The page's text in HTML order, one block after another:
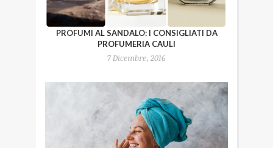
PROFUMI AL SANDALO: I CONSIGLIATI DA
PROFUMERIA CAULI
7 Dicembre, 2016